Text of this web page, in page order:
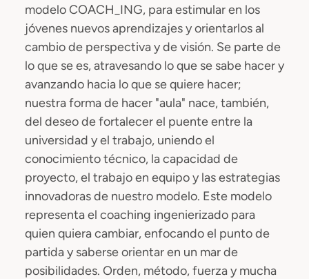
modelo COACH_ING, para estimular en los
jóvenes nuevos aprendizajes y orientarlos al
cambio de perspectiva y de visión. Se parte de
lo que se es, atravesando lo que se sabe hacer y
avanzando hacia lo que se quiere hacer;
nuestra forma de hacer "aula" nace, también,
del deseo de fortalecer el puente entre la
universidad y el trabajo, uniendo el
conocimiento técnico, la capacidad de
proyecto, el trabajo en equipo y las estrategias
innovadoras de nuestro modelo. Este modelo
representa el coaching ingenierizado para
quien quiera cambiar, enfocando el punto de
partida y saberse orientar en un mar de
posibilidades. Orden, método, fuerza y mucha